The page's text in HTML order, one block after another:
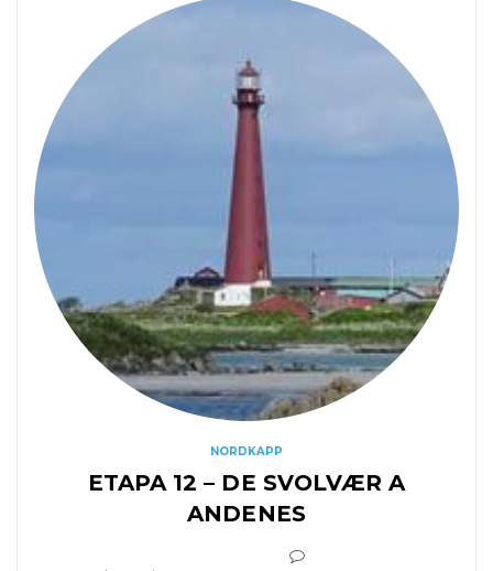
NORDKAPP
ETAPA 12 – DE SVOLVÆR A
ANDENES